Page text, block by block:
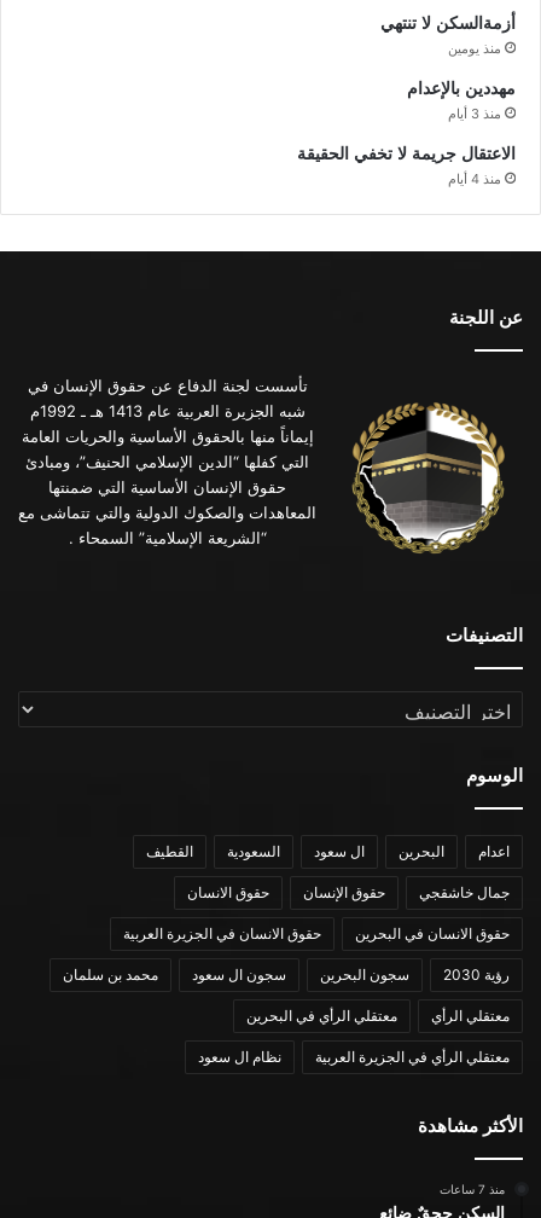
أزمةالسكن لا تنتهي
منذ يومين
مهددين بالإعدام
منذ 3 أيام
الاعتقال جريمة لا تخفي الحقيقة
منذ 4 أيام
عن اللجنة
تأسست لجنة الدفاع عن حقوق الإنسان في
شبه الجزيرة العربية عام 1413 هـ ـ 1992م
إيماناً منها بالحقوق الأساسية والحريات العامة
التي كفلها “الدين الإسلامي الحنيف”، ومبادئ
حقوق الإنسان الأساسية التي ضمنتها
المعاهدات والصكوك الدولية والتي تتماشى مع
“الشريعة الإسلامية” السمحاء .
التصنيفات
التصنيفات
الوسوم
اعدام البحرين ال سعود السعودية القطيف
جمال خاشقجي حقوق الإنسان حقوق الانسان
حقوق الانسان في البحرين حقوق الانسان في الجزيرة العربية
رؤية 2030 سجون البحرين سجون ال سعود محمد بن سلمان
معتقلي الرأي معتقلي الرأي في البحرين
معتقلي الرأي في الجزيرة العربية نظام ال سعود
الأكثر مشاهدة
منذ 7 ساعات
السكن ححقٌ ضائع